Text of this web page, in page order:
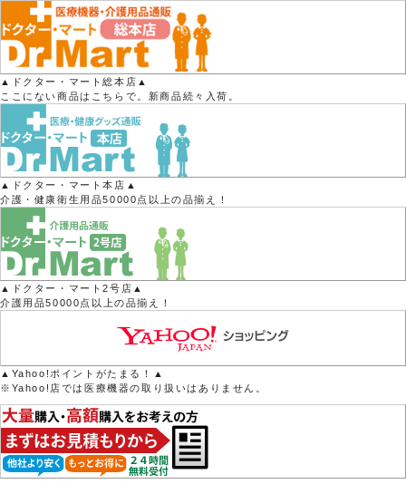
▲ドクター・マート総本店▲
ここにない商品はこちらで。新商品続々入荷。
▲ドクター・マート本店▲
介護・健康衛生用品50000点以上の品揃え！
▲ドクター・マート2号店▲
介護用品50000点以上の品揃え！
▲Yahoo!ポイントがたまる！▲
※Yahoo!店では医療機器の取り扱いはありません。